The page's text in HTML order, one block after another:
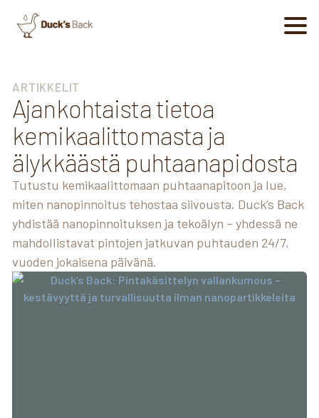
ARTIKKELIT
Ajankohtaista tietoa
kemikaalittomasta ja
älykkäästä puhtaanapidosta
Tutustu kemikaalittomaan puhtaanapitoon ja lue,
miten nanopinnoitus tehostaa siivousta. Duck’s Back
yhdistää nanopinnoituksen ja tekoälyn – yhdessä ne
mahdollistavat pintojen jatkuvan puhtauden 24/7,
vuoden jokaisena päivänä.